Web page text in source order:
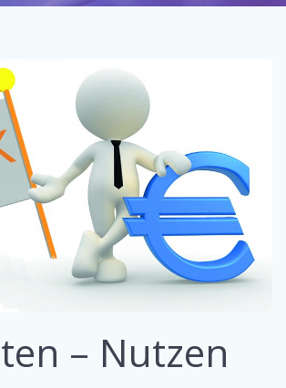
– Nutzen